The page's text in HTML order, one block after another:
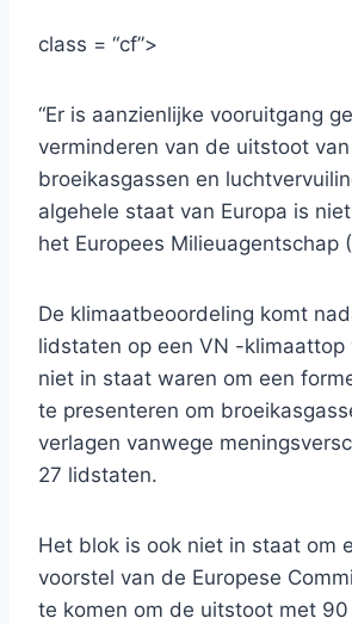
class = “cf”>
“Er is aanzienlijke vooruitgang
verminderen van de uitstoot van
broeikasgassen en
algehele staat van Europa is
het Europees Milieuagentschap
De klimaatbeoordeling komt
lidstaten op een VN -klimaattop
niet in staat waren om een
te presenteren om
verlagen vanwege
27 lidstaten.
Het blok is ook niet in staat om
voorstel van de Europese
te komen om de uitstoot met